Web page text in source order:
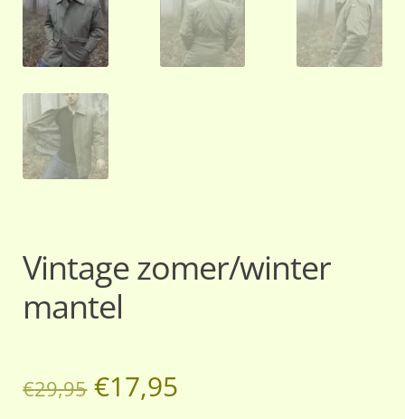
Vintage zomer/winter
mantel
€29,95 Oorspronkelijke
€17,95